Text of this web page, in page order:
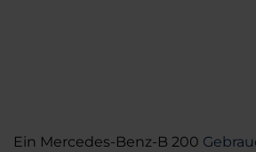
Ein Mercedes-Benz-B 200